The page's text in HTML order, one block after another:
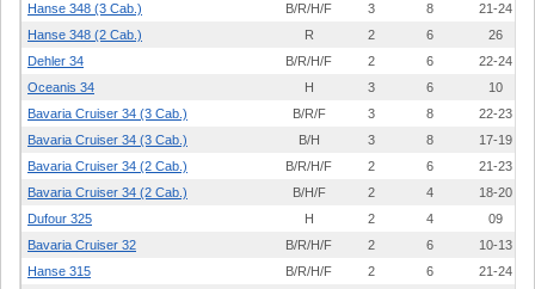
Hanse 348 (3 Cab.)
B/R/H/F 3 8
21-24
Hanse 348 (2 Cab.)
R 2 6
26
Dehler 34
B/R/H/F 2 6
22-24
Oceanis 34
H 3 6
10
Bavaria Cruiser 34 (3 Cab.)
B/R/F 3 8
22-23
Bavaria Cruiser 34 (3 Cab.)
B/H 3 8
17-19
Bavaria Cruiser 34 (2 Cab.)
B/R/H/F 2 6
21-23
Bavaria Cruiser 34 (2 Cab.)
B/H/F 2 4
18-20
Dufour 325
H 2 4
09
Bavaria Cruiser 32
B/R/H/F 2 6
10-13
Hanse 315
B/R/H/F 2 6
21-24